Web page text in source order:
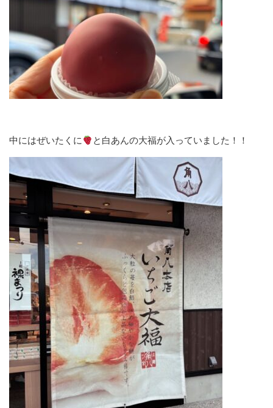
中にはぜいたくに と白あんの大福が入っていました！！